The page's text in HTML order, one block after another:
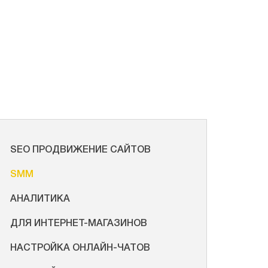
SEO ПРОДВИЖЕНИЕ САЙТОВ
SMM
АНАЛИТИКА
ДЛЯ ИНТЕРНЕТ-МАГАЗИНОВ
НАСТРОЙКА ОНЛАЙН-ЧАТОВ